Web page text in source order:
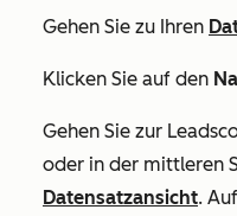
Gehen Sie zu Ihren
Klicken Sie auf den
Gehen Sie zur
oder in der mittleren
Datensatzansicht.